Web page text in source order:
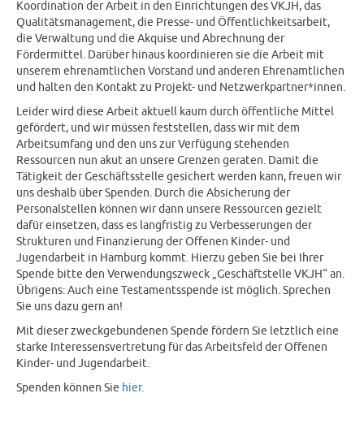
Koordination der Arbeit in den Einrichtungen des VKJH, das
Qualitätsmanagement, die Presse- und Öffentlichkeitsarbeit,
die Verwaltung und die Akquise und Abrechnung der
Fördermittel. Darüber hinaus koordinieren sie die Arbeit mit
unserem ehrenamtlichen Vorstand und anderen Ehrenamtlichen
und halten den Kontakt zu Projekt- und Netzwerkpartner*innen.
Leider wird diese Arbeit aktuell kaum durch öffentliche Mittel
gefördert, und wir müssen feststellen, dass wir mit dem
Arbeitsumfang und den uns zur Verfügung stehenden
Ressourcen nun akut an unsere Grenzen geraten. Damit die
Tätigkeit der Geschäftsstelle gesichert werden kann, freuen wir
uns deshalb über Spenden. Durch die Absicherung der
Personalstellen können wir dann unsere Ressourcen gezielt
dafür einsetzen, dass es langfristig zu Verbesserungen der
Strukturen und Finanzierung der Offenen Kinder- und
Jugendarbeit in Hamburg kommt. Hierzu geben Sie bei Ihrer
Spende bitte den Verwendungszweck „Geschäftstelle VKJH“ an.
Übrigens: Auch eine Testamentsspende ist möglich. Sprechen
Sie uns dazu gern an!
Mit dieser zweckgebundenen Spende fördern Sie letztlich eine
starke Interessensvertretung für das Arbeitsfeld der Offenen
Kinder- und Jugendarbeit.
Spenden können Sie hier.